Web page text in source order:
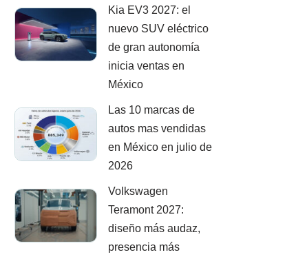
Kia EV3 2027: el
nuevo SUV eléctrico
de gran autonomía
inicia ventas en
México
Las 10 marcas de
autos mas vendidas
en México en julio de
2026
Volkswagen
Teramont 2027:
diseño más audaz,
presencia más